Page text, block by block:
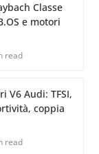
Classe
e motori
read
V6 Audi: TFSI,
coppia
read